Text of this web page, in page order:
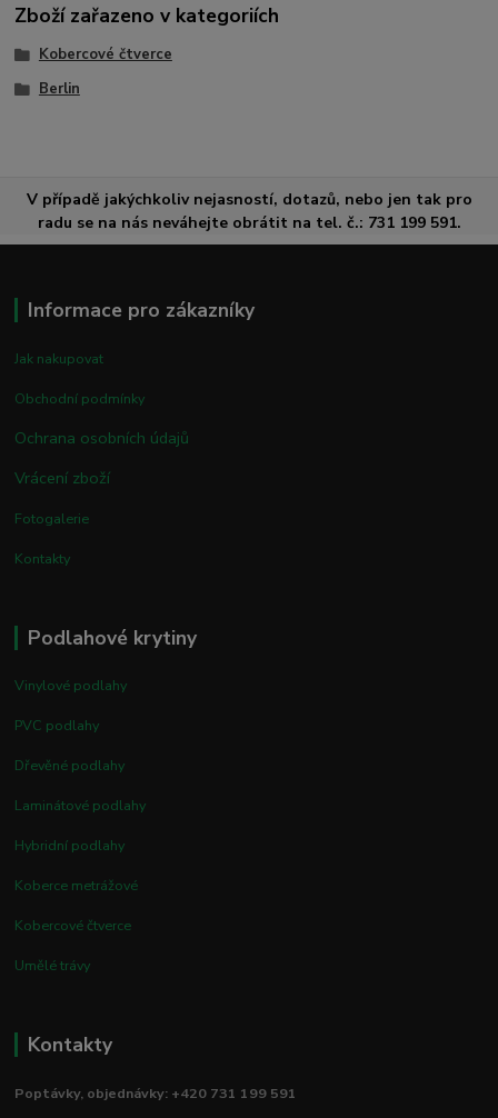
Zboží zařazeno v kategoriích
Kobercové čtverce
Berlin
V případě jakýchkoliv nejasností, dotazů, nebo jen tak pro
radu se na nás neváhejte obrátit na tel. č.: 731 199 591.
Informace pro zákazníky
Jak nakupovat
Obchodní podmínky
Ochrana osobních údajů
Vrácení zboží
Fotogalerie
Kontakty
Podlahové krytiny
Vinylové podlahy
PVC podlahy
Dřevěné podlahy
Laminátové podlahy
Hybridní podlahy
Koberce metrážové
Kobercové čtverce
Umělé trávy
Kontakty
Poptávky, objednávky: +420 731 199 591